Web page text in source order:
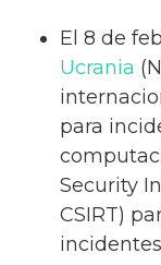
El 8 de
Ucrania
para
Security
CSIRT)